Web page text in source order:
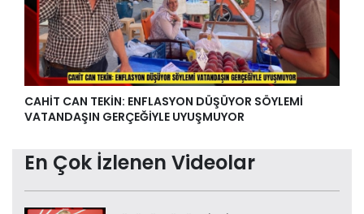
CAHİT CAN TEKİN: ENFLASYON DÜŞÜYOR SÖYLEMİ
VATANDAŞIN GERÇEĞİYLE UYUŞMUYOR
En Çok İzlenen Videolar